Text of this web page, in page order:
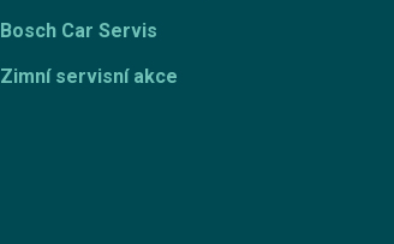
Bosch Car Servis
Zimní servisní akce